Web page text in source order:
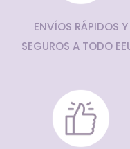
ENVÍOS RÁPIDOS Y
SEGUROS A TODO